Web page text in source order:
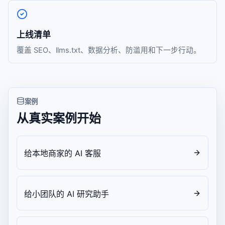
上线清单
覆盖 SEO、llms.txt、数据分析、防滥用和下一步行动。
案例
从真实案例开始
给本地商家的 AI 客服
给小团队的 AI 研究助手